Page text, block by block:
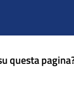
questa